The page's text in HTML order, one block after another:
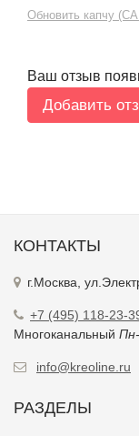
Обновить капчу
Ваш отзыв
КОНТАКТЫ
г.Москва,
+7 (495) 118-23-
Многоканальный
info@kreoline.ru
РАЗДЕЛЫ